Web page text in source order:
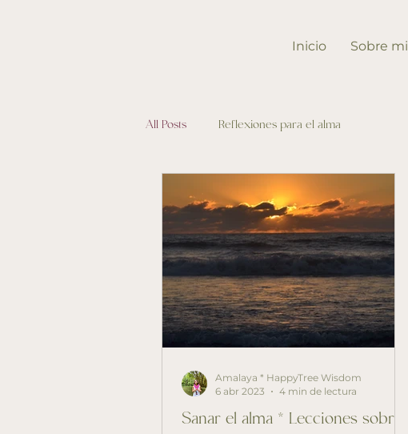
Inicio Sobre mi
All Posts Reflexiones para el alma
Sanar el alma * Lecciones sobre
Amalaya * HappyTree Wisdom
6 abr 2023
4 min de lectura